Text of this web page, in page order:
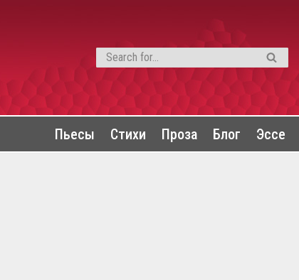
Пьесы Стихи Проза Блог Эссе